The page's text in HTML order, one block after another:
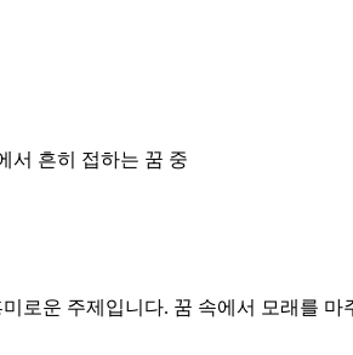
서 흔히 접하는 꿈 중
로운 주제입니다. 꿈 속에서 모래를 마